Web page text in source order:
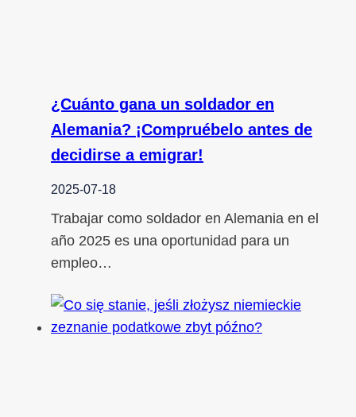
¿Cuánto gana un soldador en
Alemania? ¡Compruébelo antes de
decidirse a emigrar!
2025-07-18
Trabajar como soldador en Alemania en el
año 2025 es una oportunidad para un
empleo…